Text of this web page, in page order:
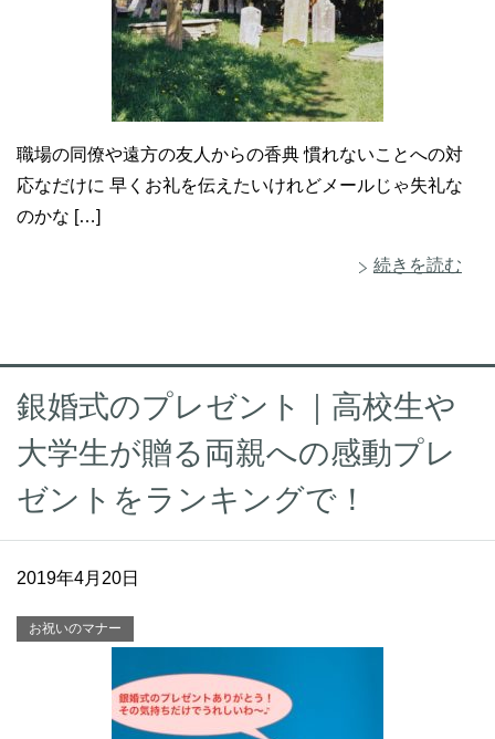
職場の同僚や遠方の友人からの香典 慣れないことへの対
応なだけに 早くお礼を伝えたいけれどメールじゃ失礼な
のかな […]
続きを読む
銀婚式のプレゼント｜高校生や
大学生が贈る両親への感動プレ
ゼントをランキングで！
2019年4月20日
お祝いのマナー